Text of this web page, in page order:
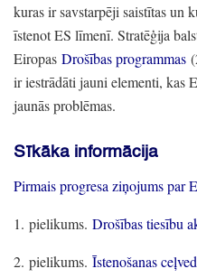
kuras ir savstarpēji saistītas un
īstenot ES līmenī. Stratēģija
Eiropas Drošības programmas
ir iestrādāti jauni elementi, kas
jaunās problēmas.
Sīkāka informācija
Pirmais progresa ziņojums par
1. pielikums. Drošības tiesību
2. pielikums. Īstenošanas